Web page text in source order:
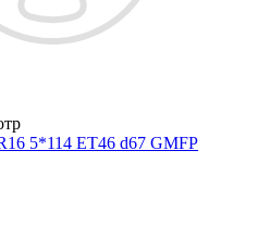
5*114 ET46 d67 GMFP